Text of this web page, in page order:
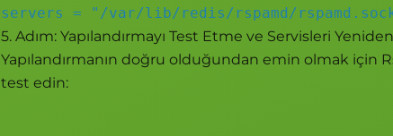
servers = "/var/lib/redis/rspamd/
5. Adım: Yapılandırmayı Test Etme ve Servisleri
Yapılandırmanın doğru olduğundan emin olmak için
test edin: